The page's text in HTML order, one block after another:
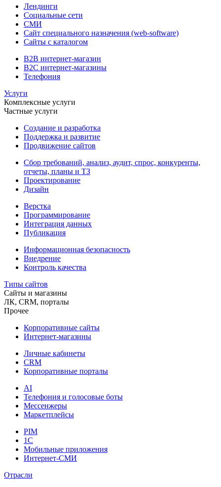
Лендинги
Социальные сети
СМИ
Сайт специального назначения (web-software)
Сайты с каталогом
B2B интернет-магазин
B2C интернет-магазины
Телефония
Услуги
Комплексные услуги
Частные услуги
Создание и разработка
Поддержка и развитие
Продвижение сайтов
Сбор требований, анализ, аудит, спрос, конкуренты,
отчеты, планы и ТЗ
Проектирование
Дизайн
Верстка
Программирование
Интеграция данных
Публикация
Информационная безопасность
Внедрение
Контроль качества
Типы сайтов
Сайты и магазины
ЛК, CRM, порталы
Прочее
Корпоративные сайты
Интернет-магазины
Личные кабинеты
CRM
Корпоративные порталы
AI
Телефония и голосовые боты
Мессенжеры
Маркетплейсы
PIM
1C
Мобильные приложения
Интернет-СМИ
Отрасли